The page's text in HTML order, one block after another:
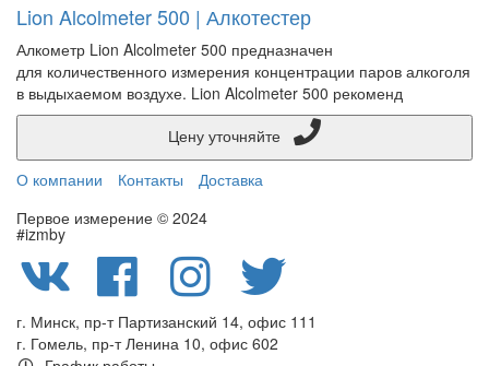
Lion Alcolmeter 500 | Алкотестер
Алкометр Lion Alcolmeter 500 предназначен
для количественного измерения концентрации паров алкоголя
в выдыхаемом воздухе. Lion Alcolmeter 500 рекоменд
О компании
Контакты
Доставка
Первое измерение © 2024
#izmby
г. Минск, пр-т Партизанский 14, офис 111
г. Гомель, пр-т Ленина 10, офис 602